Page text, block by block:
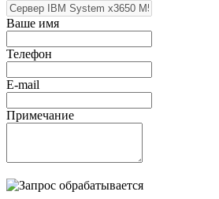
Ваше имя
Телефон
E-mail
Примечание